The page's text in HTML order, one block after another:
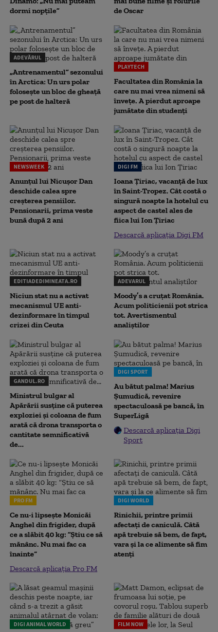
dormi nopțile”
de Oscar
ADEVĂRUL
„Antrenamentul” sezonului
în Arctica: Un urs polar
folosește un bloc de gheață
pe post de halteră
PLAYTECH
Facultatea din România la
care nu mai vrea nimeni să
înveţe. A pierdut aproape
jumătate din studenţi
NEWSWEEK
Anunțul lui Nicușor Dan
deschide calea spre
creșterea pensiilor.
Pensionarii, prima veste
bună după 2 ani
DIGI FM
Ioana Țiriac, vacanță de lux
în Saint-Tropez. Cât costă o
singură noapte la hotelul cu
aspect de castel ales de
fiica lui Ion Țiriac
Descarcă aplicația Digi FM
EDITIADEDIMINEATA.RO
Niciun stat nu a activat
mecanismul UE anti-
dezinformare în timpul
crizei din Ceuta
ADEVARUL
Moody’s a cruțat România.
Acum politicienii pot strica
tot. Avertismentul
analiștilor
GANDUL.RO
Ministrul bulgar al
Apărării susține că puterea
exploziei și coloana de fum
arată că drona transporta o
cantitate semnificativă
de...
DIGI SPORT
Au bătut palma! Marius
Șumudică, revenire
spectaculoasă pe bancă, în
SuperLigă
Descarcă aplicația Digi
Sport
PRO FM
Ce nu-i lipsește Monicăi
Anghel din frigider, după
ce a slăbit 40 kg: “Știu ce să
mănânc. Nu mai fac ca
înainte”
Descarcă aplicația Pro FM
DIGI WORLD
Rinichii, printre primii
afectați de caniculă. Câtă
apă trebuie să bem, de fapt,
vara și la ce alimente să fim
atenți
DIGI ANIMAL WORLD FILM NOW